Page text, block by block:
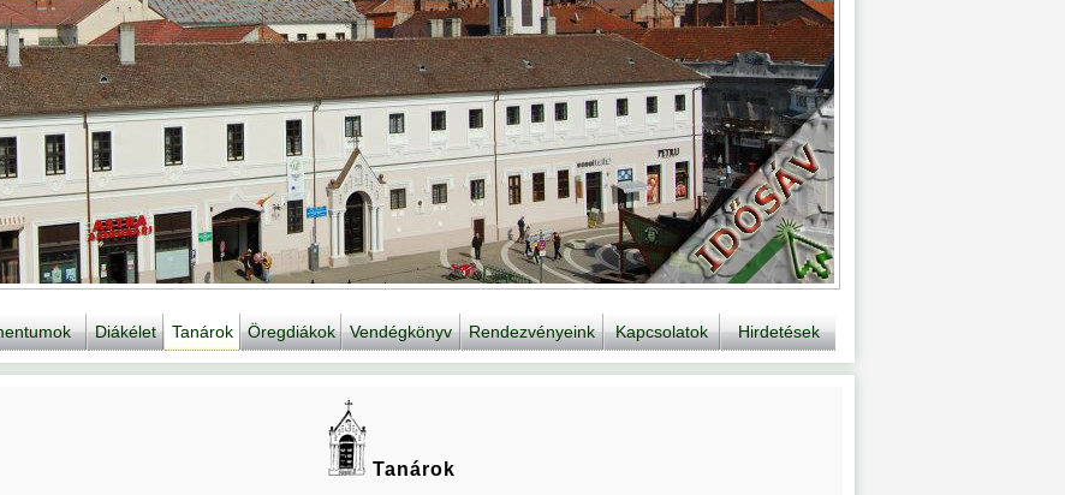
Diákélet Tanárok Öregdiákok Vendégkönyv Rendezvényeink Kapcsolatok Hirdetések
Tanárok